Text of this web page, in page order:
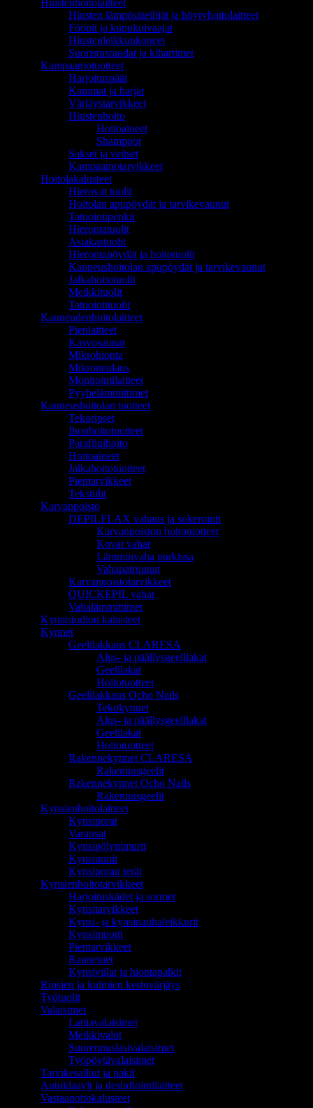
Hiustenhoitolaitteet
Hiusten lämpösäteilijät ja höyryhoitolaitteet
Föönit ja kupukuivaajat
Hiustenleikkuukoneet
Suoristusraudat ja kihartimet
Kampaamotuotteet
Harjoituspäät
Kammat ja harjat
Värjäystarvikkeet
Hiustenhoito
Hoitoaineet
Shampoot
Sakset ja veitset
Kampaamotarvikkeet
Hoitolakalusteet
Hierovat tuolit
Hoitolan apupöydät ja tarvikevaunut
Tatuointipenkit
Hierontatuolit
Asiakastuolit
Hierontapöydät ja hoitotuolit
Kauneushoitolan apupöydät ja tarvikevaunut
Jalkahoitotuolit
Meikkituolit
Tatuointituolit
Kauneudenhoitolaitteet
Pienlaitteet
Kasvosaunat
Mikrohionta
Mikroneulaus
Monitoimilaitteet
Pyyhelämmittimet
Kauneushoitolan tuotteet
Tekoripset
Ihonhoitotuotteet
Parafiinihoito
Hoitoaineet
Jalkahoitotuotteet
Pientarvikkeet
Tekstiilit
Karvanpoisto
DEPILFLAX vahaus ja sokerointi
Karvanpoiston hoitotuotteet
Kovat vahat
Lämminvaha purkissa
Vahapatruunat
Karvanpoistotarvikkeet
QUICKEPIL vahat
Vahalämmittimet
Kynsistudion kalusteet
Kynnet
Geelilakkaus CLARESA
Alus- ja päällysgeelilakat
Geelilakat
Hoitotuotteet
Geelilakkaus Ocho Nails
Tekokynnet
Alus- ja päällysgeelilakat
Geelilakat
Hoitotuotteet
Rakennekynnet CLARESA
Rakennusgeelit
Rakennekynnet Ocho Nails
Rakennusgeelit
Kynsienhoitolaitteet
Kynsiporat
Varaosat
Kynsipölynimurit
Kynsiuunit
Kynsiporan terät
Kynsienhoitotarvikkeet
Harjoituskädet ja sormet
Kynsitarvikkeet
Kynsi- ja kynsinauhaleikkurit
Kynsimuotit
Pientarvikkeet
Rannetuet
Kynsiviilat ja hiontapalkit
Ripsien ja kulmien kestovärjäys
Työtuolit
Valaisimet
Lattiavalaisimet
Meikkivalot
Suurennuslasivalaisimet
Työpöytävalaisimet
Tarvikesalkut ja pakit
Autoklaavit ja desinfiointilaitteet
Vastaanottokalusteet